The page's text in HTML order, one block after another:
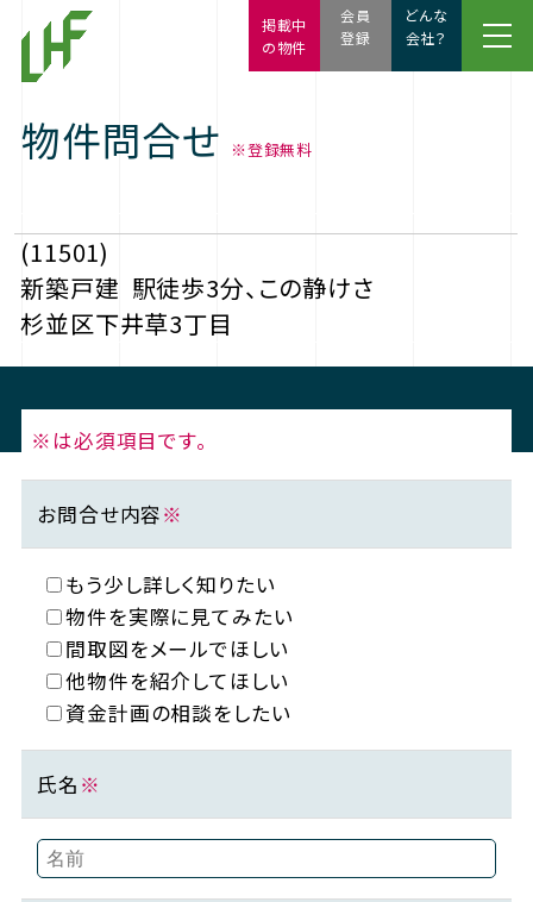
物件問合せ ※登録無料
(11501)
新築戸建 駅徒歩3分、この静けさ
杉並区下井草3丁目
※は必須項目です。
お問合せ内容※
もう少し詳しく知りたい
物件を実際に見てみたい
間取図をメールでほしい
他物件を紹介してほしい
資金計画の相談をしたい
氏名 ※
会員
登録
どんな
会社？
掲載中
の物件